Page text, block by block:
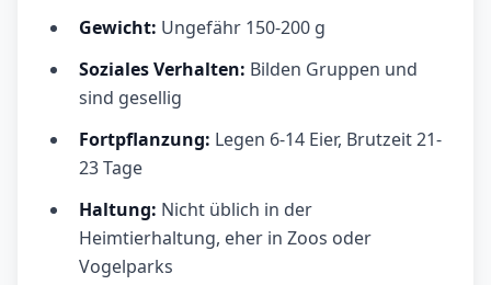
Gewicht: Ungefähr 150-200 g
Soziales Verhalten: Bilden Gruppen und
sind gesellig
Fortpflanzung: Legen 6-14 Eier, Brutzeit 21-
23 Tage
Haltung: Nicht üblich in der
Heimtierhaltung, eher in Zoos oder
Vogelparks